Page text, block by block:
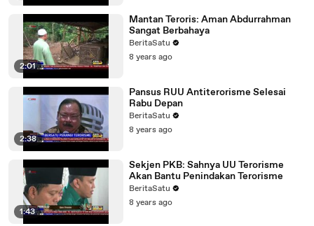
2:01
Mantan Teroris: Aman Abdurrahman
Sangat Berbahaya
BeritaSatu
8 years ago
2:38
Pansus RUU Antiterorisme Selesai
Rabu Depan
BeritaSatu
8 years ago
1:43
Sekjen PKB: Sahnya UU Terorisme
Akan Bantu Penindakan Terorisme
BeritaSatu
8 years ago